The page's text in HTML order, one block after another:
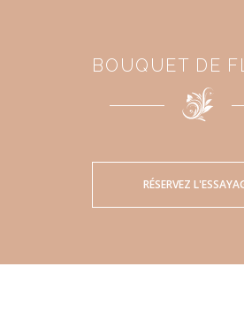
BOUQUET DE
RÉSERVEZ